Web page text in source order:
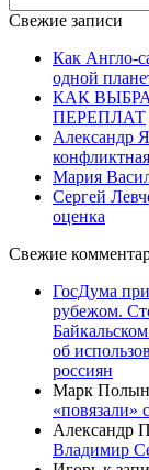
Свежие записи
Как Англо-
одной
КАК
ПЕРЕПЛАТ
Александр
Мария
Сергей
оценка
Свежие
ГосДума
рубежом.
об
россиян
Марк
«повязали»
Александр
Владимир